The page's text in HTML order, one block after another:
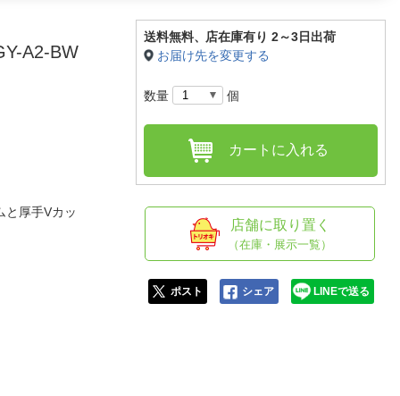
情報・店舗一覧
A2-BW
と厚手Vカッ
送料無料、 店在庫有り 2～3日出荷
お届け先を変更する
数量 個
カートに入れる
店舗に取り置く
（在庫・展示一覧）
ポスト シェア LINEで送る